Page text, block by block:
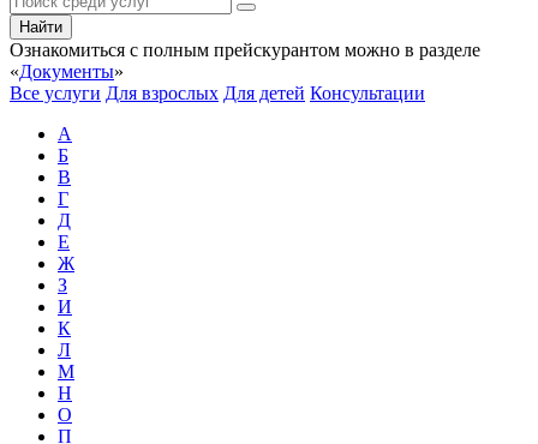
Найти
Ознакомиться с полным прейскурантом можно в разделе
«Документы»
Все услуги Для взрослых Для детей Консультации
А
Б
В
Г
Д
Е
Ж
З
И
К
Л
М
Н
О
П